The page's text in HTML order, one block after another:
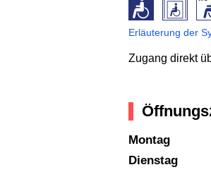
Erläuterung der
Zugang direkt
Montag
Dienstag